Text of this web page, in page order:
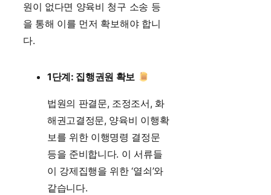
원이 없다면 양육비 청구 소송 등
을 통해 이를 먼저 확보해야 합니
다.
1단계: 집행권원 확보
법원의 판결문, 조정조서, 화
해권고결정문, 양육비 이행확
보를 위한 이행명령 결정문
등을 준비합니다. 이 서류들
이 강제집행을 위한 ‘열쇠’와
같습니다.